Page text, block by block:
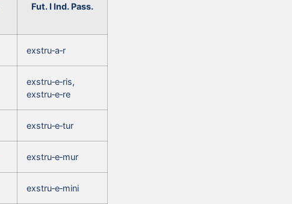
Fut. I Ind. Pass.
exstru‑a‑r
exstru‑e‑ris,
exstru‑e‑re
exstru‑e‑tur
exstru‑e‑mur
exstru‑e‑mini